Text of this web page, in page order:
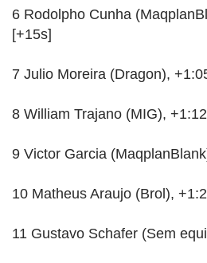
6 Rodolpho Cunha
[+15s]
7 Julio Moreira (Dragon),
8 William Trajano (MIG),
9 Victor Garcia
10 Matheus Araujo (Brol),
11 Gustavo Schafer (Sem